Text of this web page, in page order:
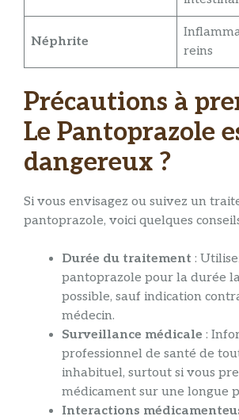
Néphrite
reins
Précautions à
Le Pantoprazole
dangereux ?
Si vous envisagez ou suivez un
pantoprazole, voici quelques
Durée du traitement :
pantoprazole pour la durée
possible, sauf indication
médecin.
Surveillance médicale :
professionnel de santé de
inhabituel, surtout si vous
médicament sur une longue
Interactions